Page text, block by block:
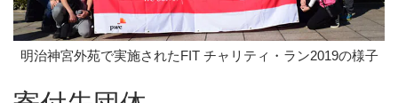
明治神宮外苑で実施されたFIT チャリティ・ラン2019の様子